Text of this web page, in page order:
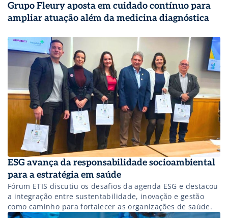
Grupo Fleury aposta em cuidado contínuo para
ampliar atuação além da medicina diagnóstica
ESG avança da responsabilidade socioambiental
para a estratégia em saúde
Fórum ETIS discutiu os desafios da agenda ESG e destacou
a integração entre sustentabilidade, inovação e gestão
como caminho para fortalecer as organizações de saúde.